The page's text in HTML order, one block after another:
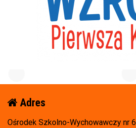
Adres
Ośrodek Szkolno-Wychowawczy nr 6